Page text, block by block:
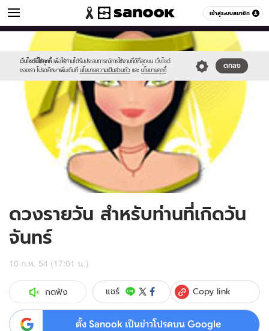
เข้าสู่ระบบสมาชิก
ดูดวง หมวดอื่นๆ
เว็บไซต์นี้ใช้คุกกี้ เพื่อให้ท่านได้รับประสบการณ์การใช้งานที่ดีที่สุดบน เว็บไซต์
ของเรา โปรดศึกษาเพิ่มเติมที่ นโยบายความเป็นส่วนตัว และ นโยบายคุกกี้
ตกลง
Sanook
//s.isanook.com/sr/0/images/logo-
new-
sanook.png
//s.isanook.com/ho/0/ud/2/10297/170-
mon.jpg
ดวงรายวัน สำหรับท่านที่เกิดวัน
จันทร์
10 ก.พ. 54 (17:01 น.)
กดฟัง แชร์ Copy link
ตั้ง Sanook เป็นข่าวโปรดบน Google